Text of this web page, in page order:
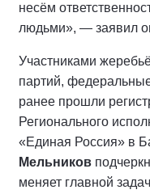
несём
людьми», — заявил
Участниками
партий,
ранее прошли
Регионального
«Единая Россия» в
Мельников
меняет главной